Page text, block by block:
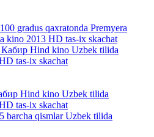
gradus qaxratonda Premyera
kino 2013 HD tas-ix skachat
Hind kino Uzbek tilida
tas-ix skachat